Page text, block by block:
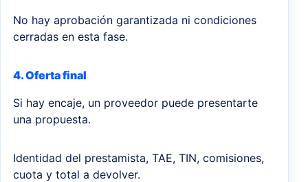
No hay aprobación garantizada ni condiciones
cerradas en esta fase.
4. Oferta final
Si hay encaje, un proveedor puede presentarte
una propuesta.
Identidad del prestamista, TAE, TIN, comisiones,
cuota y total a devolver.